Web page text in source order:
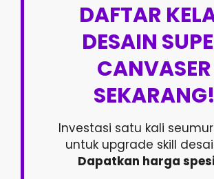
DAFTAR
DESAIN
CANVASER
SEKARANG!
Investasi satu kali
untuk upgrade skill
Dapatkan harga